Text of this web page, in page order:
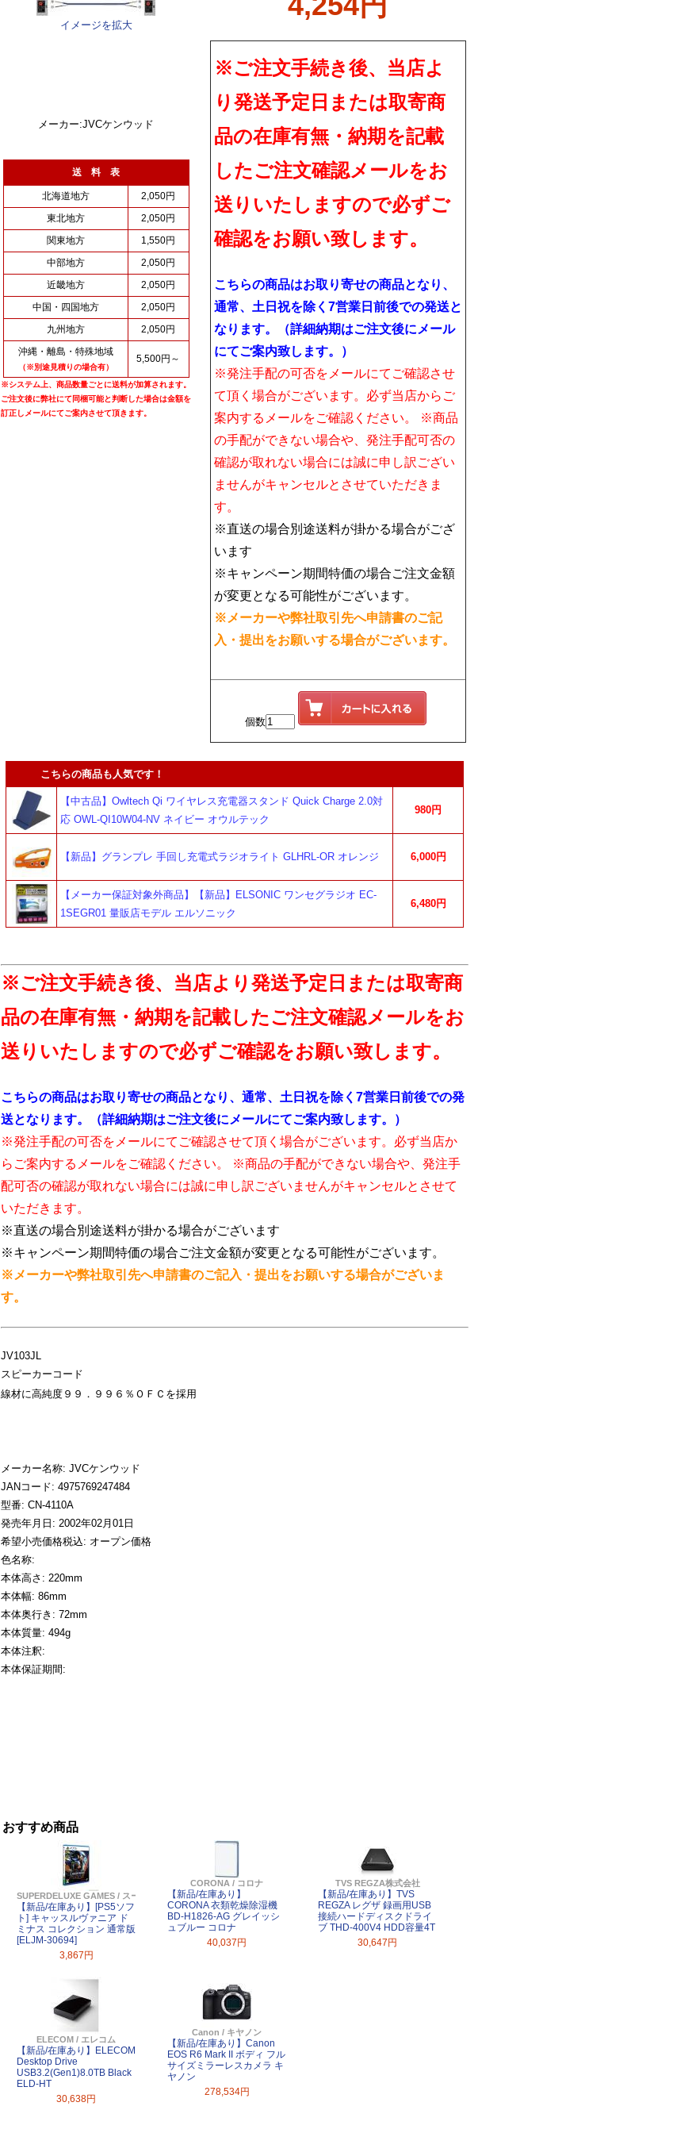
イメージを拡大
メーカー:JVCケンウッド
送 料 表
北海道地方
2,050円
東北地方
2,050円
関東地方
1,550円
中部地方
2,050円
近畿地方
2,050円
中国・四国地方
2,050円
九州地方
2,050円
沖縄・離島・特殊地域
（※別途見積りの場合有）
5,500円～
※システム上、商品数量ごとに送料が加算されます。
ご注文後に弊社にて同梱可能と判断した場合は金額を
訂正しメールにてご案内させて頂きます。
※ご注文手続き後、当店よ
り発送予定日または取寄商
品の在庫有無・納期を記載
したご注文確認メールをお
送りいたしますので必ずご
確認をお願い致します。
こちらの商品はお取り寄せの商品となり、
通常、土日祝を除く7営業日前後での発送と
なります。（詳細納期はご注文後にメール
にてご案内致します。）
※発注手配の可否をメールにてご確認させ
て頂く場合がございます。必ず当店からご
案内するメールをご確認ください。 ※商品
の手配ができない場合や、発注手配可否の
確認が取れない場合には誠に申し訳ござい
ませんがキャンセルとさせていただきま
す。
※直送の場合別途送料が掛かる場合がござ
います
※キャンペーン期間特価の場合ご注文金額
が変更となる可能性がございます。
※メーカーや弊社取引先へ申請書のご記
入・提出をお願いする場合がございます。
個数
こちらの商品も人気です！
【中古品】Owltech Qi ワイヤレス充電器スタンド Quick Charge 2.0対
応 OWL-QI10W04-NV ネイビー オウルテック
980円
【新品】グランプレ 手回し充電式ラジオライト GLHRL-OR オレンジ 6,000円
【メーカー保証対象外商品】【新品】ELSONIC ワンセグラジオ EC-
1SEGR01 量販店モデル エルソニック
6,480円
※ご注文手続き後、当店より発送予定日または取寄商
品の在庫有無・納期を記載したご注文確認メールをお
送りいたしますので必ずご確認をお願い致します。
こちらの商品はお取り寄せの商品となり、通常、土日祝を除く7営業日前後での発
送となります。（詳細納期はご注文後にメールにてご案内致します。）
※発注手配の可否をメールにてご確認させて頂く場合がございます。必ず当店か
らご案内するメールをご確認ください。 ※商品の手配ができない場合や、発注手
配可否の確認が取れない場合には誠に申し訳ございませんがキャンセルとさせて
いただきます。
※直送の場合別途送料が掛かる場合がございます
※キャンペーン期間特価の場合ご注文金額が変更となる可能性がございます。
※メーカーや弊社取引先へ申請書のご記入・提出をお願いする場合がございま
す。
JV103JL
スピーカーコード
線材に高純度９９．９９６％ＯＦＣを採用
メーカー名称: JVCケンウッド
JANコード: 4975769247484
型番: CN-4110A
発売年月日: 2002年02月01日
希望小売価格税込: オープン価格
色名称:
本体高さ: 220mm
本体幅: 86mm
本体奥行き: 72mm
本体質量: 494g
本体注釈:
本体保証期間:
おすすめ商品
SUPERDELUXE GAMES / スーパーデラックスゲームス
【新品/在庫あり】[PS5ソフ
ト] キャッスルヴァニア ド
ミナス コレクション 通常版
[ELJM-30694]
3,867円
CORONA / コロナ
【新品/在庫あり】
CORONA 衣類乾燥除湿機
BD-H1826-AG グレイッシ
ュブルー コロナ
40,037円
TVS REGZA株式会社
【新品/在庫あり】TVS
REGZA レグザ 録画用USB
接続ハードディスクドライ
ブ THD-400V4 HDD容量4T
30,647円
ELECOM / エレコム
【新品/在庫あり】ELECOM
Desktop Drive
USB3.2(Gen1)8.0TB Black
ELD-HT
30,638円
Canon / キヤノン
【新品/在庫あり】Canon
EOS R6 Mark II ボディ フル
サイズミラーレスカメラ キ
ヤノン
278,534円